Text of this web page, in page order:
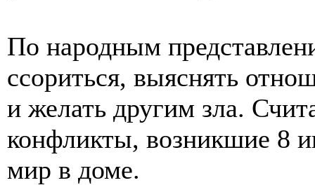
По народным
ссориться, выяснять
и желать другим зла.
конфликты, возникшие 8
мир в доме.